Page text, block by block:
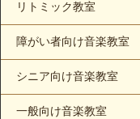
リトミック教室
障がい者向け音楽教室
シニア向け音楽教室
一般向け音楽教室